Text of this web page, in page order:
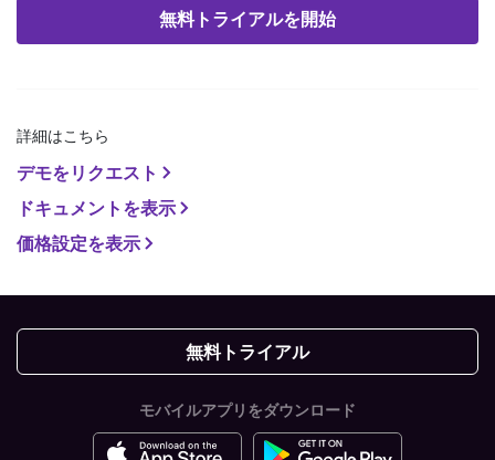
無料トライアルを開始
詳細はこちら
デモをリクエスト
ドキュメントを表示
価格設定を表示
無料トライアル
モバイルアプリをダウンロード